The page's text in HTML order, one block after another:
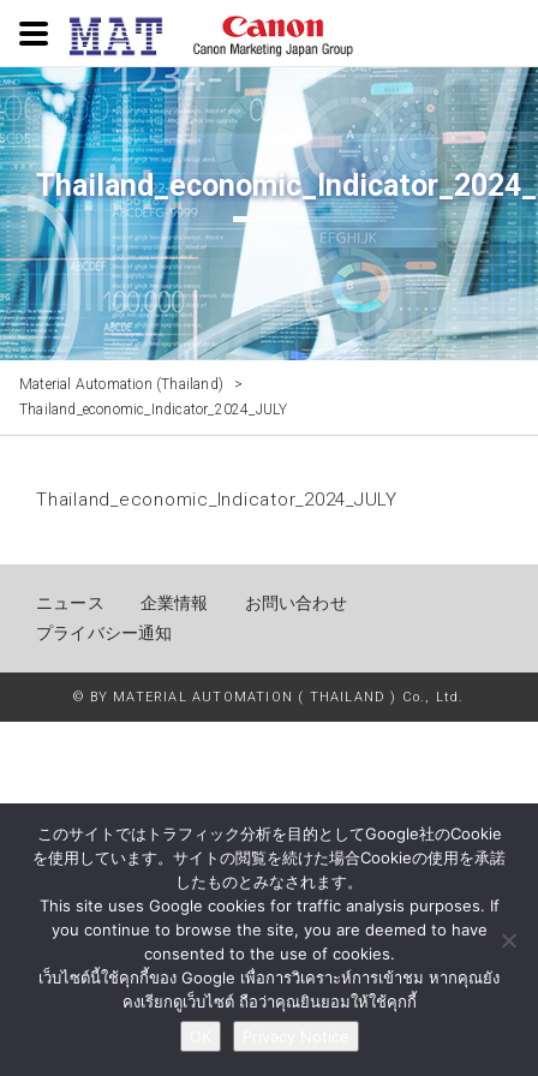
Material Automation (Thailand)
>
Thailand_economic_Indicator_2024_JULY
Thailand_economic_Indicator_2024_JULY
ニュース 企業情報
お問い合わせ
プライバシー通知
© BY MATERIAL AUTOMATION ( THAILAND ) Co., Ltd.
このサイトではトラフィック分析を目的としてGoogle社のCookie
を使用しています。サイトの閲覧を続けた場合Cookieの使用を承諾
したものとみなされます。
This site uses Google cookies for traffic analysis purposes. If
you continue to browse the site, you are deemed to have
consented to the use of cookies.
เว็บไซต์นี้ใช้คุกกี้ของ Google เพื่อการวิเคราะห์การเข้าชม หากคุณยัง
คงเรียกดูเว็บไซต์ ถือว่าคุณยินยอมให้ใช้คุกกี้